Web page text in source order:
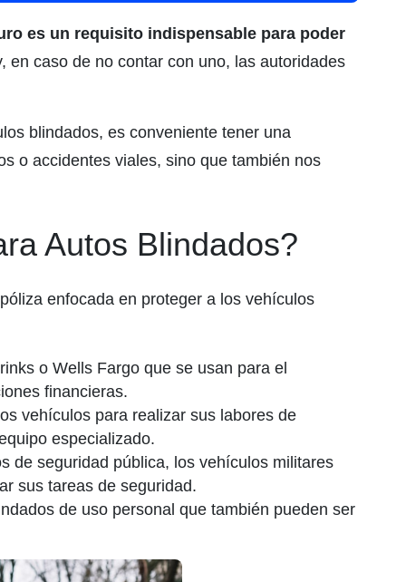
es un requisito indispensable para poder
en caso de no contar con uno, las autoridades
blindados, es conveniente tener una
o accidentes viales, sino que también nos
Autos Blindados?
enfocada en proteger a los vehículos
o Wells Fargo que se usan para el
financieras.
vehículos para realizar sus labores de
especializado.
de seguridad pública, los vehículos militares
sus tareas de seguridad.
de uso personal que también pueden ser